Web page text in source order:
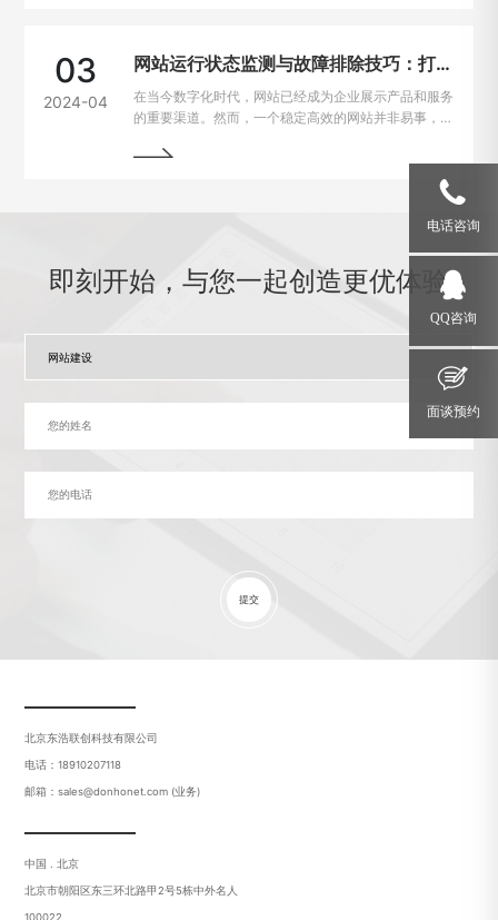
03
2024-04
网站运行状态监测与故障排除技巧：打造稳定高效的在线平台
在当今数字化时代，网站已经成为企业展示产品和服务
的重要渠道。然而，一个稳定高效的网站并非易事，因
绍一些运行状态监测与故障排除的技巧，帮助网站管理
即刻开始，与您一起创造更优体验
提交
北京东浩联创科技有限公司
电话：18910207118
邮箱：sales@donhonet.com (业务)
中国 . 北京
北京市朝阳区东三环北路甲2号5栋中外名人
100022
电话咨询
QQ咨询
面谈预约